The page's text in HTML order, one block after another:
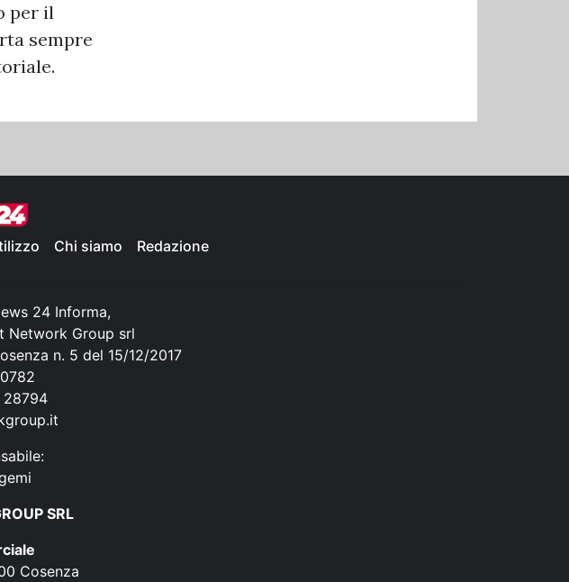
per il
sempre
Chi siamo Redazione
24 Informa,
Network Group srl
n. 5 del 15/12/2017
28794
SRL
Cosenza